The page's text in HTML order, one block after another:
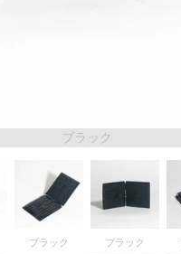
ブラック
ブラック ブラック